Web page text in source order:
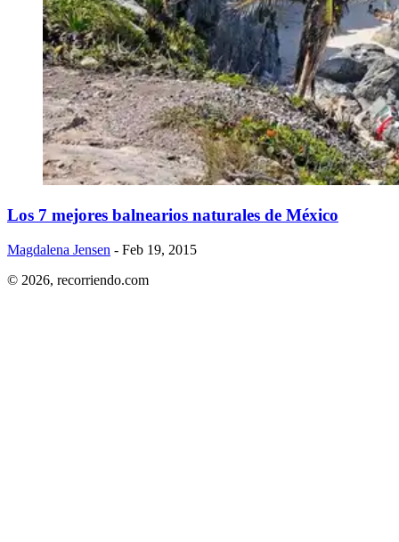
​Los 7 mejores balnearios naturales de México
Magdalena Jensen - Feb 19, 2015
© 2026, recorriendo.com